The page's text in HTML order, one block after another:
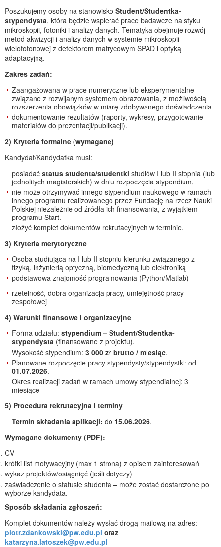
Poszukujemy osoby na stanowisko Student/Studentka-
stypendysta, która będzie wspierać prace badawcze na styku
mikroskopii, fotoniki i analizy danych. Tematyka obejmuje rozwój
metod akwizycji i analizy danych w systemie mikroskopii
wielofotonowej z detektorem matrycowym SPAD i optyką
adaptacyjną.
Zakres zadań:
Zaangażowana w prace numeryczne lub eksperymentalne
związane z rozwijanym systemem obrazowania, z możliwością
rozszerzenia obowiązków w miarę zdobywanego doświadczenia
dokumentowanie rezultatów (raporty, wykresy, przygotowanie
materiałów do prezentacji/publikacji).
2) Kryteria formalne (wymagane)
Kandydat/Kandydatka musi:
posiadać status studenta/studentki studiów I lub II stopnia (lub
jednolitych magisterskich) w dniu rozpoczęcia stypendium,
nie może otrzymywać innego stypendium naukowego w ramach
innego programu realizowanego przez Fundację na rzecz Nauki
Polskiej niezależnie od źródła ich finansowania, z wyjątkiem
programu Start.
złożyć komplet dokumentów rekrutacyjnych w terminie.
3) Kryteria merytoryczne
Osoba studiująca na I lub II stopniu kierunku związanego z
fizyką, inżynierią optyczną, biomedyczną lub elektroniką
podstawowa znajomość programowania (Python/Matlab)
rzetelność, dobra organizacja pracy, umiejętność pracy
zespołowej
4) Warunki finansowe i organizacyjne
Forma udziału: stypendium – Student/Studentka-
stypendysta (finansowane z projektu).
Wysokość stypendium: 3 000 zł brutto / miesiąc.
Planowane rozpoczęcie pracy stypendysty/stypendystki: od
01.07.2026.
Okres realizacji zadań w ramach umowy stypendialnej: 3
miesiące
5) Procedura rekrutacyjna i terminy
Termin składania aplikacji: do 15.06.2026.
Wymagane dokumenty (PDF):
CV
krótki list motywacyjny (max 1 strona) z opisem zainteresowań
wykaz projektów/osiągnięć (jeśli dotyczy)
zaświadczenie o statusie studenta – może zostać dostarczone po
wyborze kandydata.
Sposób składania zgłoszeń:
Komplet dokumentów należy wysłać drogą mailową na adres:
piotr.zdankowski@pw.edu.pl oraz
katarzyna.latoszek@pw.edu.pl